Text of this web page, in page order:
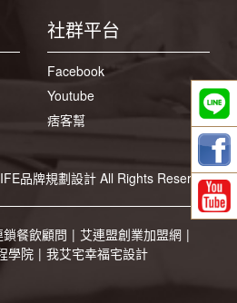
社群平台
Facebook
Youtube
痞客幫
品牌規劃設計 All Rights Reserved
餐飲顧問 | 艾連盟創業加盟網 |
學院 | 我艾宅幸福宅設計